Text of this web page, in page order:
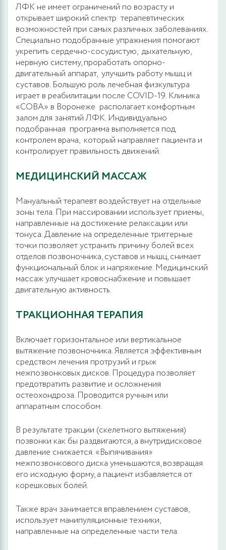
ЛФК не имеет ограничений по возрасту и
открывает широкий спектр терапевтических
возможностей при самых различных заболеваниях.
Специально подобранные упражнения помогают
укрепить сердечно-сосудистую, дыхательную,
нервную систему, проработать опорно-
двигательный аппарат, улучшить работу мышц и
суставов. Большую роль лечебная физкультура
играет в реабилитации после COVID-19. Клиника
«СОВА» в Воронеже располагает комфортным
залом для занятий ЛФК. Индивидуально
подобранная программа выполняется под
контролем врача, который направляет пациента и
контролирует правильность движений.
МЕДИЦИНСКИЙ МАССАЖ
Мануальный терапевт воздействует на отдельные
зоны тела. При массировании использует приемы,
направленные на достижение релаксации или
тонуса. Давление на определенные триггерные
точки позволяет устранить причину болей всех
отделов позвоночника, суставов и мышц, снимает
функциональный блок и напряжение. Медицинский
массаж улучшает кровоснабжение и повышает
двигательную активность.
ТРАКЦИОННАЯ ТЕРАПИЯ
Включает горизонтальное или вертикальное
вытяжение позвоночника. Является эффективным
средством лечения протрузий и грыж
межпозвонковых дисков. Процедура позволяет
предотвратить развитие и осложнения
остеохондроза. Проводится ручным или
аппаратным способом.
В результате тракции (скелетного вытяжения)
позвонки как бы раздвигаются, а внутридисковое
давление снижается. «Выпячивания»
межпозвонкового диска уменьшаются, возвращая
его исходную форму, а пациент избавляется от
корешковых болей.
Также врач занимается вправлением суставов,
использует манипуляционные техники,
направленные на определенные части тела.